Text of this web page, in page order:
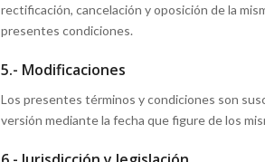
rectificación, cancelación y oposición de la
presentes condiciones.
5.- Modificaciones
Los presentes términos y condiciones son
versión mediante la fecha que figure de los